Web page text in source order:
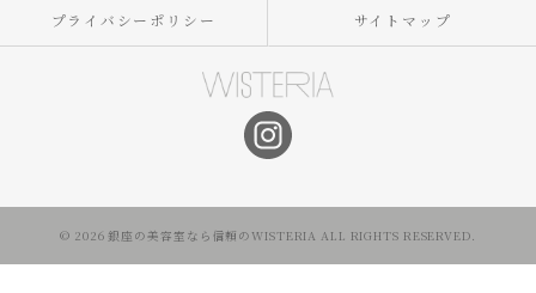
プライバシーポリシー サイトマップ
© 2026 銀座の美容室なら信頼のWISTERIA ALL RIGHTS RESERVED.